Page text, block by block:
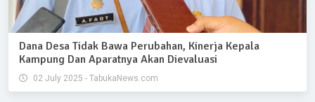
Dana Desa Tidak Bawa Perubahan, Kinerja Kepala
Kampung Dan Aparatnya Akan Dievaluasi
02 July 2025 - TabukaNews.com